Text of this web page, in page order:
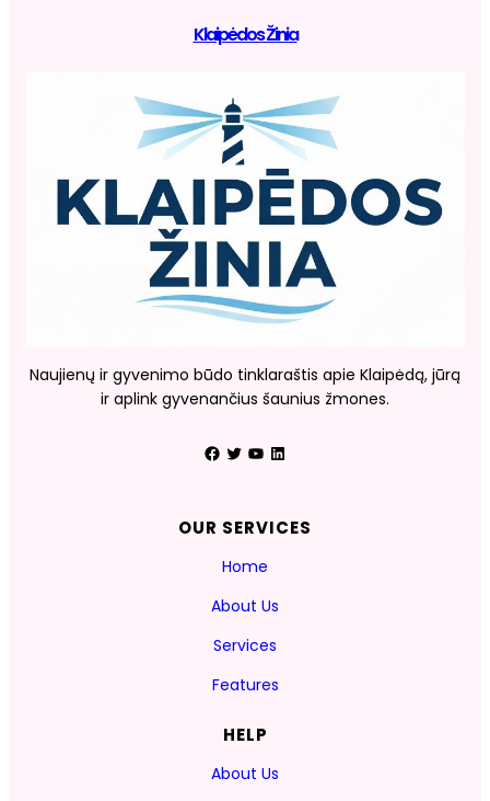
Klaipėdos Žinia
Naujienų ir gyvenimo būdo tinklaraštis apie Klaipėdą, jūrą
ir aplink gyvenančius šaunius žmones.
Facebook Twitter YouTube LinkedIn
OUR SERVICES
Home
About Us
Services
Features
HELP
About Us